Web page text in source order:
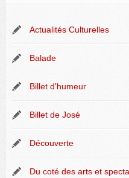
Actualités Culturelles
Balade
Billet d'humeur
Billet de José
Découverte
Du coté des arts et